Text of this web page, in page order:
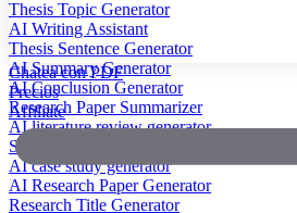
Thesis Topic Generator
AI Writing Assistant
Thesis Sentence Generator
AI Summary Generator
AI Conclusion Generator
Research Paper Summarizer
AI literature review generator
Scientific Paper Summarizer
AI case study generator
AI Research Paper Generator
Research Title Generator
Chatea con PDF
Precios
Affiliate